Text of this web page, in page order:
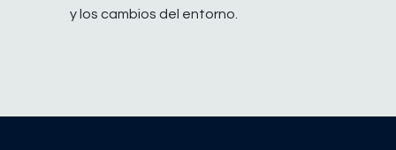
y los cambios del entorno.